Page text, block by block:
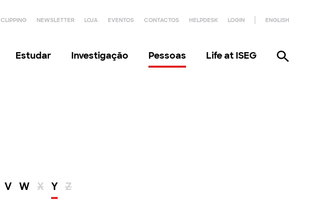
CLIPPING NEWSLETTER LOJA EVENTOS CONTACTOS HELPDESK LOGIN ENGLISH
Estudar Investigação Pessoas Life at ISEG
V W X Y Z